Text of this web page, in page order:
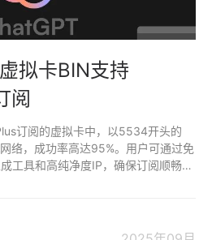
拟卡BIN支持
阅
订阅的虚拟卡中，以5534开头的
络，成功率高达95%。用户可通过免
工具和高纯净度IP，确保订阅顺畅。